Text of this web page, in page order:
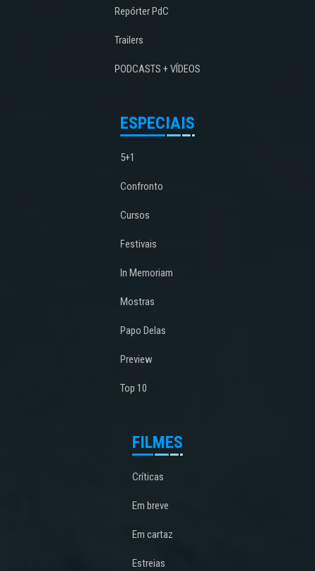
Repórter PdC
Trailers
PODCASTS + VÍDEOS
ESPECIAIS
5+1
Confronto
Cursos
Festivais
In Memoriam
Mostras
Papo Delas
Preview
Top 10
FILMES
Críticas
Em breve
Em cartaz
Estreias